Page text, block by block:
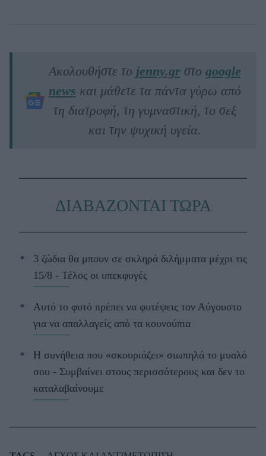
Ακολουθήστε το jenny.grστο google
news και μάθετε τα πάντα γύρω από
τη διατροφή, τη γυμναστική, το σεξ
και την ψυχική υγεία.
ΔΙΑΒΑΖΟΝΤΑΙ ΤΩΡΑ
3 ζώδια θα μπουν σε σκληρά διλήμματα μέχρι τις
15/8 - Τέλος οι υπεκφυγές
Αυτό το φυτό πρέπει να φυτέψεις τον Αύγουστο
για να απαλλαγείς από τα κουνούπια
Η συνήθεια που «σκουριάζει» σιωπηλά το μυαλό
σου - Συμβαίνει στους περισσότερους και δεν το
καταλαβαίνουμε